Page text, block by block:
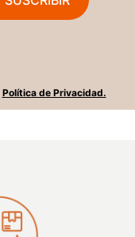
Política de Privacidad.